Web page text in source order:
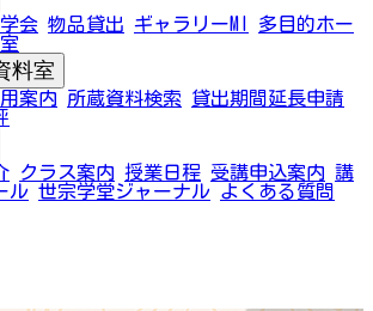
会 物品貸出 ギャラリーMI
多目的ホー
料室
案内 所蔵資料検索
貸出期間延長申請
クラス案内 授業日程 受講申込案内 講
ル 世宗学堂ジャーナル よくある質問